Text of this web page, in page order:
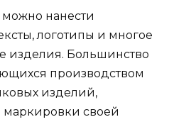
можно нанести
логотипы и многое
изделия. Большинство
производством
изделий,
своей